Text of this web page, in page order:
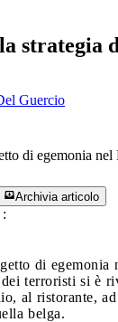
strategia
Guercio
di egemonia
Archivia articolo
:
di
terroristi si è
al ristorante,
belga.